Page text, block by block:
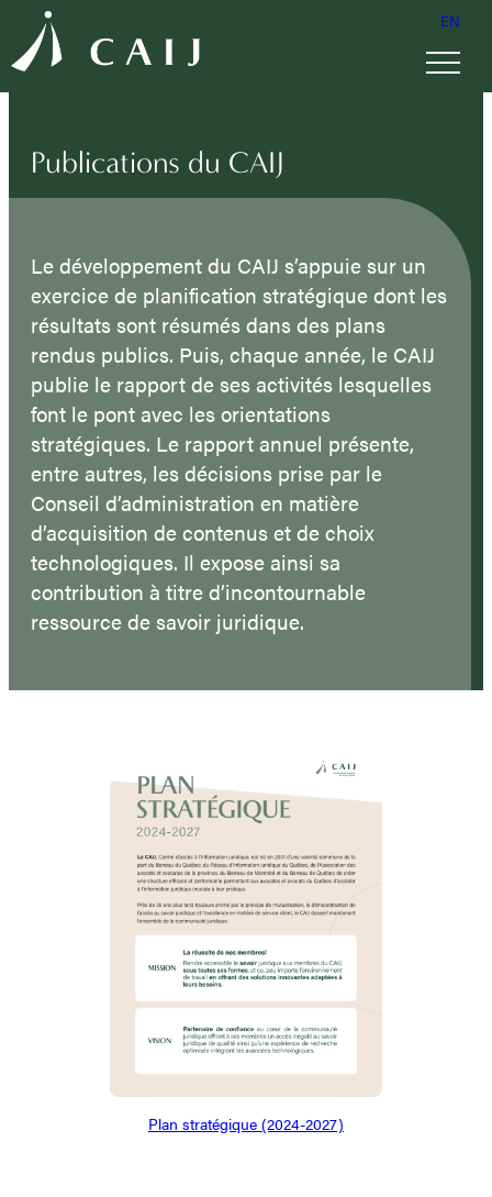
EN
Publications du CAIJ
Le développement du CAIJ s’appuie sur un
exercice de planification stratégique dont les
résultats sont résumés dans des plans
rendus publics. Puis, chaque année, le CAIJ
publie le rapport de ses activités lesquelles
font le pont avec les orientations
stratégiques. Le rapport annuel présente,
entre autres, les décisions prise par le
Conseil d’administration en matière
d’acquisition de contenus et de choix
technologiques. Il expose ainsi sa
contribution à titre d’incontournable
ressource de savoir juridique.
Plan stratégique (2024-2027)